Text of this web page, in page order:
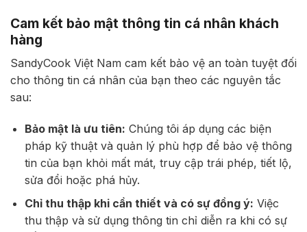
Cam kết bảo mật thông tin cá nhân khách
hàng
SandyCook Việt Nam cam kết bảo vệ an toàn tuyệt đối
cho thông tin cá nhân của bạn theo các nguyên tắc
sau:
Bảo mật là ưu tiên: Chúng tôi áp dụng các biện
pháp kỹ thuật và quản lý phù hợp để bảo vệ thông
tin của bạn khỏi mất mát, truy cập trái phép, tiết lộ,
sửa đổi hoặc phá hủy.
Chỉ thu thập khi cần thiết và có sự đồng ý: Việc
thu thập và sử dụng thông tin chỉ diễn ra khi có sự